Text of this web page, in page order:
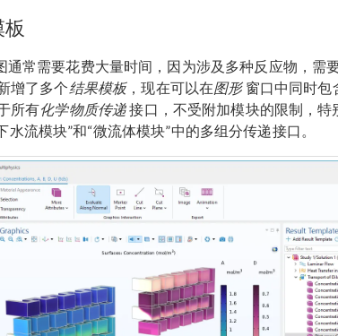
常需要花费大量时间，因为涉及多种反应物，需
增了多个结果模板，现在可以在图形窗口中同时包
所有化学物质传递接口，不受附加模块的限制，特
流模块”和“微流体模块”中的多组分传递接口。